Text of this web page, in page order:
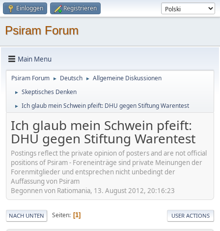
Einloggen Registrieren
Psiram Forum
Main Menu
Psiram Forum ► Deutsch ► Allgemeine Diskussionen
► Skeptisches Denken
► Ich glaub mein Schwein pfeift: DHU gegen Stiftung Warentest
Ich glaub mein Schwein pfeift:
DHU gegen Stiftung Warentest
Postings reflect the private opinion of posters and are not official
positions of Psiram - Foreneinträge sind private Meinungen der
Forenmitglieder und entsprechen nicht unbedingt der
Auffassung von Psiram
Begonnen von Ratiomania, 13. August 2012, 20:16:23
NACH UNTEN Seiten 1 USER ACTIONS